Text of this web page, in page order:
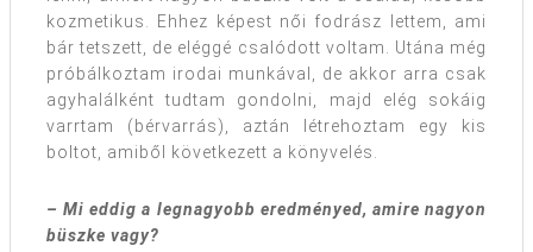
kozmetikus. Ehhez képest női fodrász lettem, ami
bár tetszett, de eléggé csalódott voltam. Utána még
próbálkoztam irodai munkával, de akkor arra csak
agyhalálként tudtam gondolni, majd elég sokáig
varrtam (bérvarrás), aztán létrehoztam egy kis
boltot, amiből következett a könyvelés.
– Mi eddig a legnagyobb eredményed, amire nagyon
büszke vagy?